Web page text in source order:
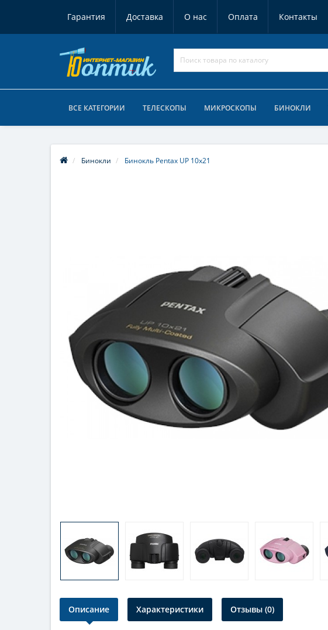
Гарантия Доставка О нас Оплата Контакты
ВСЕ КАТЕГОРИИ ТЕЛЕСКОПЫ МИКРОСКОПЫ БИНОКЛИ
Бинокли Бинокль Pentax UP 10x21
Описание Характеристики Отзывы (0)